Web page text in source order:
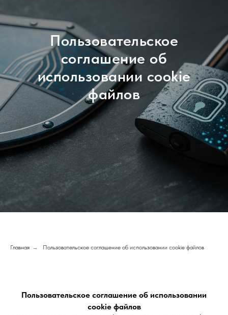
Пользовательское
соглашение об
использовании cookie
файлов
Главная → Пользовательское соглашение об использовании cookie файлов
Пользовательское соглашение об использовании
cookie файлов